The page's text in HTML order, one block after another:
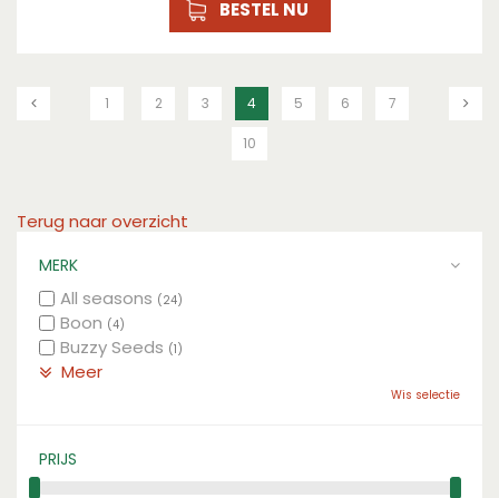
BESTEL NU
1 2 3 4 5 6 7
10
Terug naar overzicht
MERK
All seasons (24)
Boon (4)
Buzzy Seeds (1)
Meer
Wis selectie
PRIJS